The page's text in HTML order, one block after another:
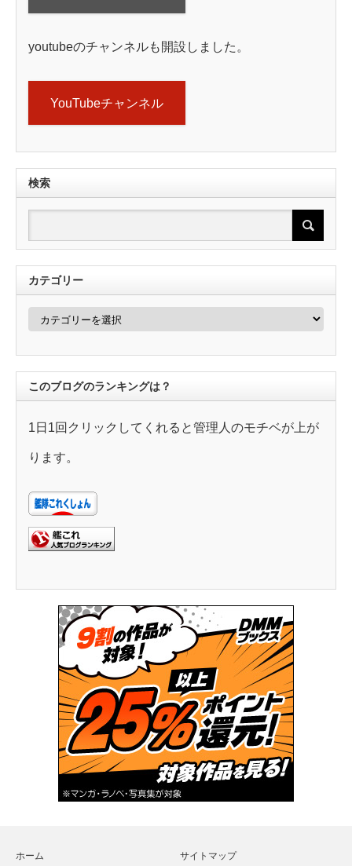
youtubeのチャンネルも開設しました。
YouTubeチャンネル
検索
カテゴリー
カ
ー
このブログのランキングは？
1日1回クリックしてくれると管理人のモチベが上が
ります。
ホーム サイトマップ